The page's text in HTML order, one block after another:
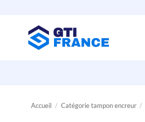
Accueil / Catégorie tampon encreur /